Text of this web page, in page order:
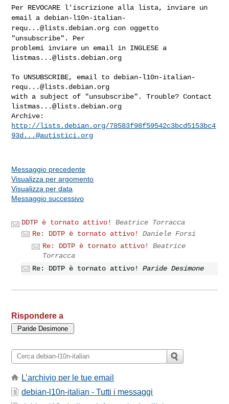
Per REVOCARE l'iscrizione alla lista, inviare un
email a debian-l10n-italian-
requ...@lists.debian.org con oggetto
"unsubscribe". Per
listmas...@lists.debian.org
To UNSUBSCRIBE, email to debian-l10n-italian-
requ...@lists.debian.org
listmas...@lists.debian.org
http://lists.debian.org/78583f98f59542c3bcd5153bc4
93d...@autistici.org
Messaggio precedente
Visualizza per argomento
Visualizza per data
Messaggio successivo
DDTP è tornato attivo!
Beatrice Torracca
Re: DDTP è tornato attivo!
Daniele Forsi
Re: DDTP è tornato attivo!
Beatrice
Torracca
Re: DDTP è tornato attivo!
Paride Desimone
Rispondere a
L’archivio per le tue email
debian-l10n-italian - Tutti i messaggi